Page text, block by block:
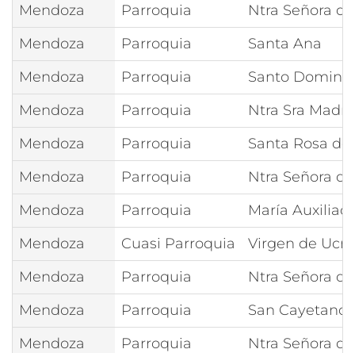
Mendoza
Parroquia
Ntra Señora
Mendoza
Parroquia
Santa Ana
Mendoza
Parroquia
Santo
Mendoza
Parroquia
Ntra Sra
Mendoza
Parroquia
Santa Rosa
Mendoza
Parroquia
Ntra Señora
Mendoza
Parroquia
María
Mendoza
Cuasi Parroquia
Virgen de
Mendoza
Parroquia
Ntra Señora
Mendoza
Parroquia
San Cayetano
Mendoza
Parroquia
Ntra Señora